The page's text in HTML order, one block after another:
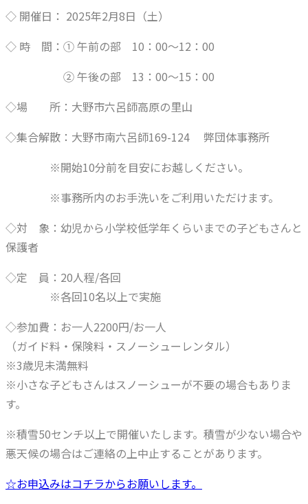
◇ 開催日： 2025年2月8日（土）
◇ 時 間：① 午前の部 10：00～12：00
② 午後の部 13：00～15：00
◇場 所：大野市六呂師高原の里山
◇集合解散：大野市南六呂師169-124 弊団体事務所
※開始10分前を目安にお越しください。
※事務所内のお手洗いをご利用いただけます。
◇対 象：幼児から小学校低学年くらいまでの子どもさんと
保護者
◇定 員：20人程/各回
※各回10名以上で実施
◇参加費：お一人2200円/お一人
（ガイド料・保険料・スノーシューレンタル）
※3歳児未満無料
※小さな子どもさんはスノーシューが不要の場合もありま
す。
※積雪50センチ以上で開催いたします。積雪が少ない場合や
悪天候の場合はご連絡の上中止することがあります。
☆お申込みはコチラからお願いします。